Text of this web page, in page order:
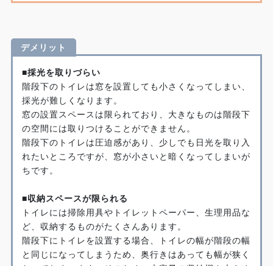
デメリット
■採光を取りづらい
階段下のトイレは窓を設置しても小さくなってしまい、
採光が難しくなります。
窓の設置スペースは限られており、大きなものは階段下
の空間には取りつけることができません。
階段下のトイレは圧迫感があり、少しでも日光を取り入
れたいところですが、窓が小さいと暗くなってしまいが
ちです。
■収納スペースが限られる
トイレには掃除用具やトイレットペーパー、生理用品な
ど、収納するものがたくさんあります。
階段下にトイレを設置する場合、トイレの幅が階段の幅
と同じになってしまうため、奥行きはあっても幅が狭く